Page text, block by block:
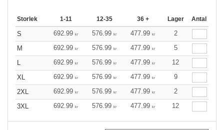
Storlek 1-11 12-35 36 + Lager Antal
S 692.99 kr 576.99 kr 477.99 kr
2
M
692.99 kr 576.99 kr 477.99 kr
5
L
692.99 kr 576.99 kr 477.99 kr
12
XL
692.99 kr 576.99 kr 477.99 kr
9
2XL
692.99 kr 576.99 kr 477.99 kr
2
3XL
692.99 kr 576.99 kr 477.99 kr 12